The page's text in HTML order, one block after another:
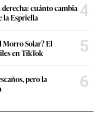
cuánto cambia
la Espriella
4
Morro Solar? El
en TikTok
5
pero la
6